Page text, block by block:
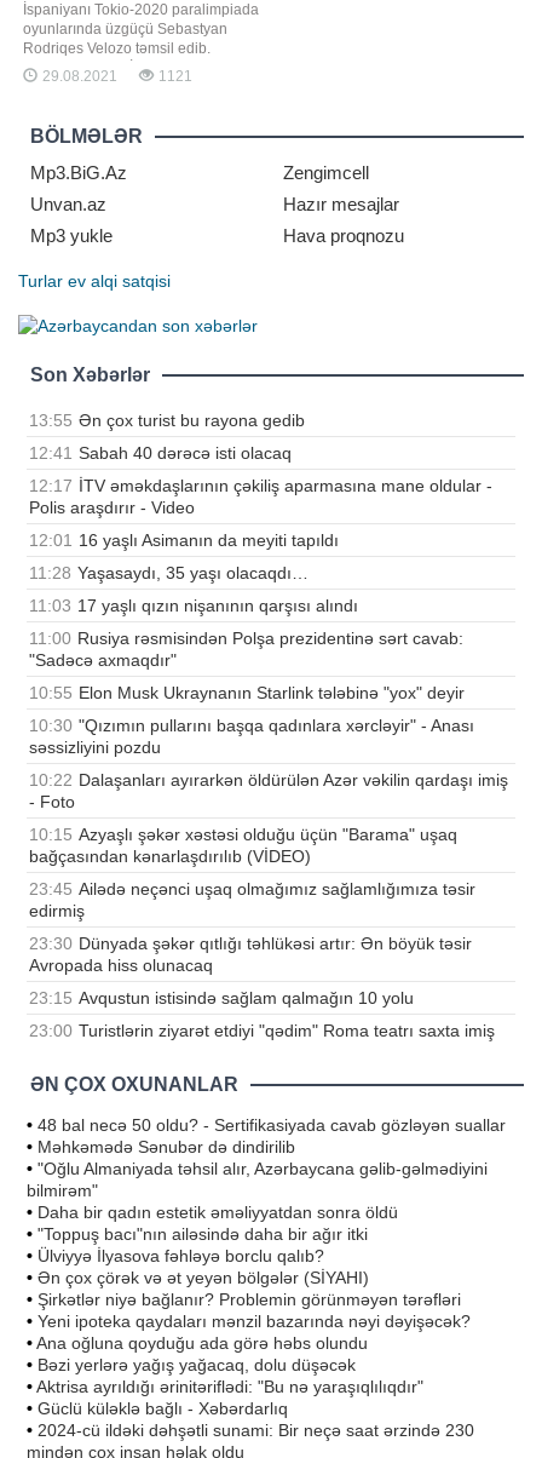
İspaniyanı Tokio-2020 paralimpiada
oyunlarında üzgüçü Sebastyan
Rodriqes Velozo təmsil edib.
"Report" xarici KİV-ə istinadən xəbər
verir ki, 64 yaşlı iflic idmançının
olub. O, bir zamanlar törətdiyi qətlə
görə 84 il müddətinə azadlıqdan
məhrum edilib. Velozonu
29.08.2021 1121
BÖLMƏLƏR
Mp3.BiG.Az
Zengimcell
Unvan.az
Hazır mesajlar
Mp3 yukle
Hava proqnozu
Turlar ev alqi satqisi
Son Xəbərlər
13:55 Ən çox turist bu rayona gedib
12:41 Sabah 40 dərəcə isti olacaq
12:17 İTV əməkdaşlarının çəkiliş aparmasına mane oldular -
Polis araşdırır - Video
12:01 16 yaşlı Asimanın da meyiti tapıldı
11:28 Yaşasaydı, 35 yaşı olacaqdı…
11:03 17 yaşlı qızın nişanının qarşısı alındı
11:00 Rusiya rəsmisindən Polşa prezidentinə sərt cavab:
"Sadəcə axmaqdır"
10:55 Elon Musk Ukraynanın Starlink tələbinə "yox" deyir
10:30 "Qızımın pullarını başqa qadınlara xərcləyir" - Anası
səssizliyini pozdu
10:22 Dalaşanları ayırarkən öldürülən Azər vəkilin qardaşı imiş
- Foto
10:15 Azyaşlı şəkər xəstəsi olduğu üçün "Barama" uşaq
bağçasından kənarlaşdırılıb (VİDEO)
23:45 Ailədə neçənci uşaq olmağımız sağlamlığımıza təsir
edirmiş
23:30 Dünyada şəkər qıtlığı təhlükəsi artır: Ən böyük təsir
Avropada hiss olunacaq
23:15 Avqustun istisində sağlam qalmağın 10 yolu
23:00 Turistlərin ziyarət etdiyi "qədim" Roma teatrı saxta imiş
ƏN ÇOX OXUNANLAR
• 48 bal necə 50 oldu? - Sertifikasiyada cavab gözləyən suallar
• Məhkəmədə Sənubər də dindirilib
• "Oğlu Almaniyada təhsil alır, Azərbaycana gəlib-gəlmədiyini
bilmirəm"
• Daha bir qadın estetik əməliyyatdan sonra öldü
• "Toppuş bacı"nın ailəsində daha bir ağır itki
• Ülviyyə İlyasova fəhləyə borclu qalıb?
• Ən çox çörək və ət yeyən bölgələr (SİYAHI)
• Şirkətlər niyə bağlanır? Problemin görünməyən tərəfləri
• Yeni ipoteka qaydaları mənzil bazarında nəyi dəyişəcək?
•Ana oğluna qoyduğu ada görə həbs olundu
• Bəzi yerlərə yağış yağacaq, dolu düşəcək
•Aktrisa ayrıldığı ərinitəriflədi: "Bu nə yaraşıqlılıqdır"
• Güclü küləklə bağlı - Xəbərdarlıq
• 2024-cü ildəki dəhşətli sunami: Bir neçə saat ərzində 230
mindən çox insan həlak oldu